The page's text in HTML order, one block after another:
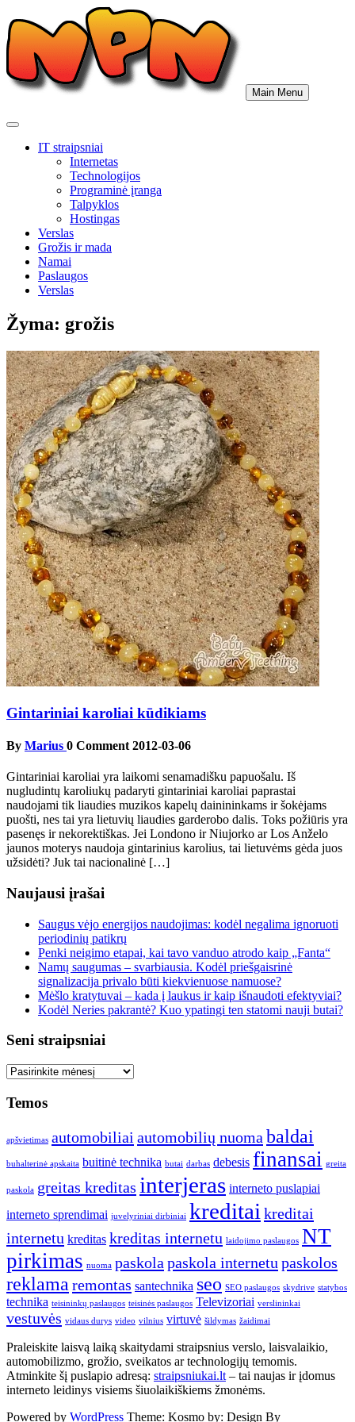
to
content
Main Menu
IT straipsniai
Internetas
Technologijos
Programinė įranga
Talpyklos
Hostingas
Verslas
Grožis ir mada
Namai
Paslaugos
Verslas
Žyma: grožis
Gintariniai karoliai kūdikiams
By Marius 0 Comment 2012-03-06
Gintariniai karoliai yra laikomi senamadišku papuošalu. Iš
nugludintų karoliukų padaryti gintariniai karoliai paprastai
naudojami tik liaudies muzikos kapelų dainininkams ir šokėjams
puošti, nes tai yra lietuvių liaudies garderobo dalis. Toks požiūris yra
pasenęs ir nekorektiškas. Jei Londono ir Niujorko ar Los Anželo
jaunos moterys naudoja gintarinius karolius, tai lietuvėms gėda juos
užsidėti? Juk tai nacionalinė […]
Naujausi įrašai
Saugus vėjo energijos naudojimas: kodėl negalima ignoruoti
periodinių patikrų
Penki neigimo etapai, kai tavo vanduo atrodo kaip „Fanta“
Namų saugumas – svarbiausia. Kodėl priešgaisrinė
signalizacija privalo būti kiekvienuose namuose?
Mėšlo kratytuvai – kada į laukus ir kaip išnaudoti efektyviai?
Kodėl Neries pakrantė? Kuo ypatingi ten statomi nauji butai?
Seni straipsniai
Seni
Temos
apšvietimas automobiliai automobilių nuoma baldai
buhalterinė apskaita buitinė technika butai darbas debesis finansai greita
paskola greitas kreditas interjeras interneto puslapiai
interneto sprendimai juvelyriniai dirbiniai kreditai kreditai
internetu kreditas kreditas internetu laidojimo paslaugos NT
pirkimas nuoma paskola paskola internetu paskolos
reklamaremontas santechnika seo SEO paslaugos skydrive statybos
technika teisininkų paslaugos teisinės paslaugos Televizoriai verslininkai
vestuvės vidaus durys video vilnius virtuvė šildymas žaidimai
Praleiskite laisvą laiką skaitydami straipsnius verslo, laisvalaikio,
automobilizmo, grožio, sveikatos ar technologijų temomis.
Atminkite šį puslapio adresą: straipsniukai.lt – tai naujas ir įdomus
interneto leidinys visiems šiuolaikiškiems žmonėms.
Powered by WordPress Theme: Kosmo by: Design By